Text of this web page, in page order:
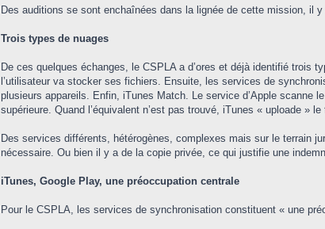
Des auditions se sont enchaînées dans la lignée de cette mission, il
Trois types de nuages
De ces quelques échanges, le CSPLA a d’ores et déjà identifié trois
l’utilisateur va stocker ses fichiers. Ensuite, les services de
plusieurs appareils. Enfin, iTunes Match. Le service d’Apple scanne
supérieure. Quand l’équivalent n’est pas trouvé, iTunes « uploade »
Des services différents, hétérogènes, complexes mais sur le terrain
nécessaire. Ou bien il y a de la copie privée, ce qui justifie une
iTunes, Google Play, une préoccupation centrale
Pour le CSPLA, les services de synchronisation constituent « une